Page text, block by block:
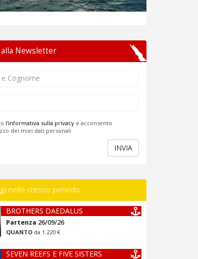
Newsletter
l'informativa sulla privacy e acconsento
dei miei dati personali
INVIA
nello stesso periodo
BROTHERS DAEDALUS
Partenza 26/09/26
QUANTO da 1.220 €
SEVEN REEFS E FIVE SISTERS